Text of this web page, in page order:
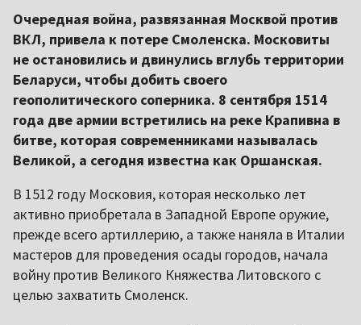
Очередная война, развязанная Москвой против
ВКЛ, привела к потере Смоленска. Московиты
не остановились и двинулись вглубь территории
Беларуси, чтобы добить своего
геополитического соперника. 8 сентября 1514
года две армии встретились на реке Крапивна в
битве, которая современниками называлась
Великой, а сегодня известна как Оршанская.
В 1512 году Московия, которая несколько лет
активно приобретала в Западной Европе оружие,
прежде всего артиллерию, а также наняла в Италии
мастеров для проведения осады городов, начала
войну против Великого Княжества Литовского с
целью захватить Смоленск.